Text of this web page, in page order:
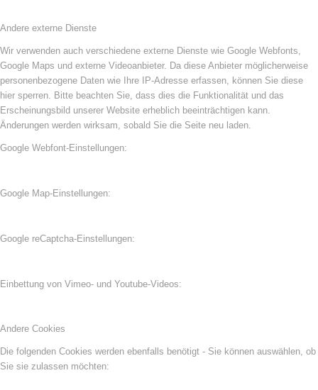
Andere externe Dienste
Wir verwenden auch verschiedene externe Dienste wie Google Webfonts,
Google Maps und externe Videoanbieter. Da diese Anbieter möglicherweise
personenbezogene Daten wie Ihre IP-Adresse erfassen, können Sie diese
hier sperren. Bitte beachten Sie, dass dies die Funktionalität und das
Erscheinungsbild unserer Website erheblich beeinträchtigen kann.
Änderungen werden wirksam, sobald Sie die Seite neu laden.
Google Webfont-Einstellungen:
Google Map-Einstellungen:
Google reCaptcha-Einstellungen:
Einbettung von Vimeo- und Youtube-Videos:
Andere Cookies
Die folgenden Cookies werden ebenfalls benötigt - Sie können auswählen, ob
Sie sie zulassen möchten: